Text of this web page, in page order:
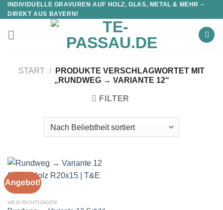
INDIVIDUELLE GRAVUREN AUF HOLZ, GLAS, METAL & MEHR –
DIREKT AUS BAYERN!
START /
PRODUKTE VERSCHLAGWORTET MIT
„RUNDWEG → VARIANTE 12“
FILTER
Angebot!
WEG-RICHTUNGEN